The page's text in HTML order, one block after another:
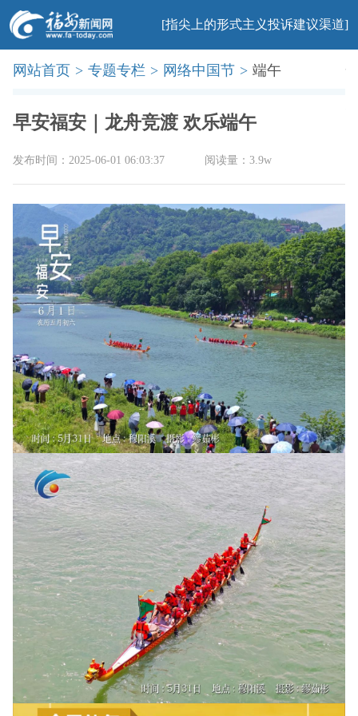
[指尖上的形式主义投诉建议渠道]
首页 新闻 社会 民生 法治 产业
教育
网站首页 > 专题专栏 > 网络中国节 > 端午
早安福安｜龙舟竞渡 欢乐端午
阅读量：3.9w
发布时间：2025-06-01 06:03:37